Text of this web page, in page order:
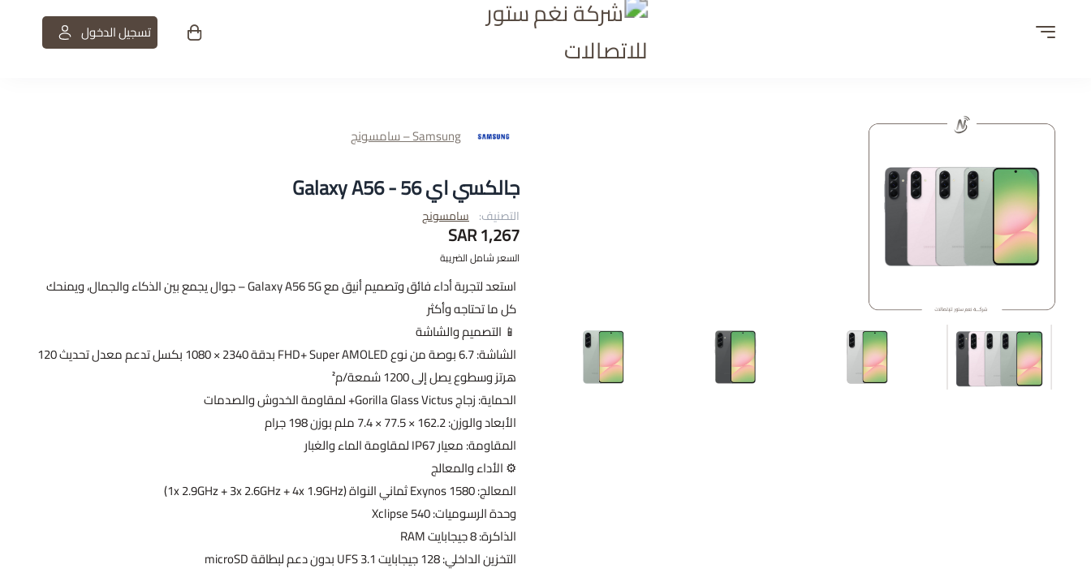
شركة نغم ستور للاتصالات تسجيل الدخول
Samsung – سامسونج
جالكسي اي 56 - Galaxy A56
التصنيف: سامسونج
1,267 SAR
السعر شامل الضريبة
استعد لتجربة أداء فائق وتصميم أنيق مع Galaxy A56 5G – جوال يجمع بين الذكاء والجمال، ويمنحك
كل ما تحتاجه وأكثر
📱 التصميم والشاشة
الشاشة: 6.7 بوصة من نوع FHD+ Super AMOLED بدقة 2340 × 1080 بكسل تدعم معدل تحديث 120
هرتز وسطوع يصل إلى 1200 شمعة/م²
الحماية: زجاج Gorilla Glass Victus+ لمقاومة الخدوش والصدمات
الأبعاد والوزن: 162.2 × 77.5 × 7.4 ملم بوزن 198 جرام
المقاومة: معيار IP67 لمقاومة الماء والغبار
⚙ الأداء والمعالج
المعالج: Exynos 1580 ثماني النواة (1x 2.9GHz + 3x 2.6GHz + 4x 1.9GHz)
وحدة الرسوميات: Xclipse 540
الذاكرة: 8 جيجابايت RAM
التخزين الداخلي: 128 جيجابايت UFS 3.1 بدون دعم لبطاقة microSD